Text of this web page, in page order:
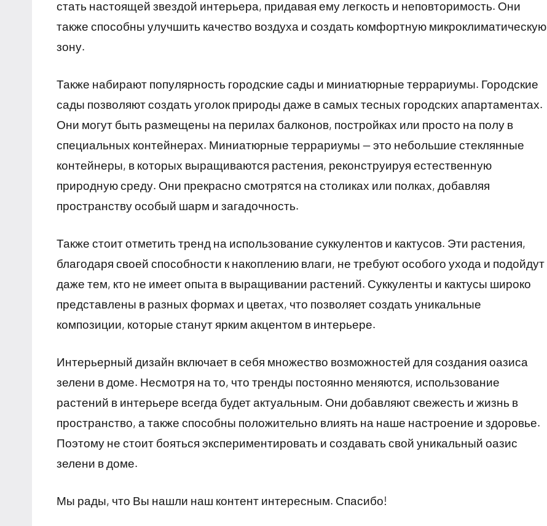
стать настоящей звездой интерьера, придавая ему легкость и неповторимость. Они
также способны улучшить качество воздуха и создать комфортную микроклиматическую
зону.
Также набирают популярность городские сады и миниатюрные террариумы. Городские
сады позволяют создать уголок природы даже в самых тесных городских апартаментах.
Они могут быть размещены на перилах балконов, постройках или просто на полу в
специальных контейнерах. Миниатюрные террариумы — это небольшие стеклянные
контейнеры, в которых выращиваются растения, реконструируя естественную
природную среду. Они прекрасно смотрятся на столиках или полках, добавляя
пространству особый шарм и загадочность.
Также стоит отметить тренд на использование суккулентов и кактусов. Эти растения,
благодаря своей способности к накоплению влаги, не требуют особого ухода и подойдут
даже тем, кто не имеет опыта в выращивании растений. Суккуленты и кактусы широко
представлены в разных формах и цветах, что позволяет создать уникальные
композиции, которые станут ярким акцентом в интерьере.
Интерьерный дизайн включает в себя множество возможностей для создания оазиса
зелени в доме. Несмотря на то, что тренды постоянно меняются, использование
растений в интерьере всегда будет актуальным. Они добавляют свежесть и жизнь в
пространство, а также способны положительно влиять на наше настроение и здоровье.
Поэтому не стоит бояться экспериментировать и создавать свой уникальный оазис
зелени в доме.
Мы рады, что Вы нашли наш контент интересным. Спасибо!